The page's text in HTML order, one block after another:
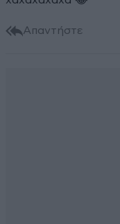
Απαντήστε